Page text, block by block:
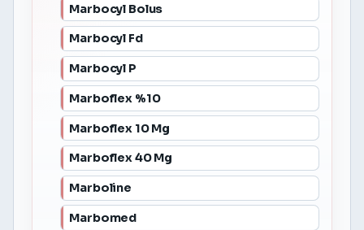
Marbocyl Bolus
Marbocyl Fd
Marbocyl P
Marboflex %10
Marboflex 10 Mg
Marboflex 40 Mg
Marboline
Marbomed